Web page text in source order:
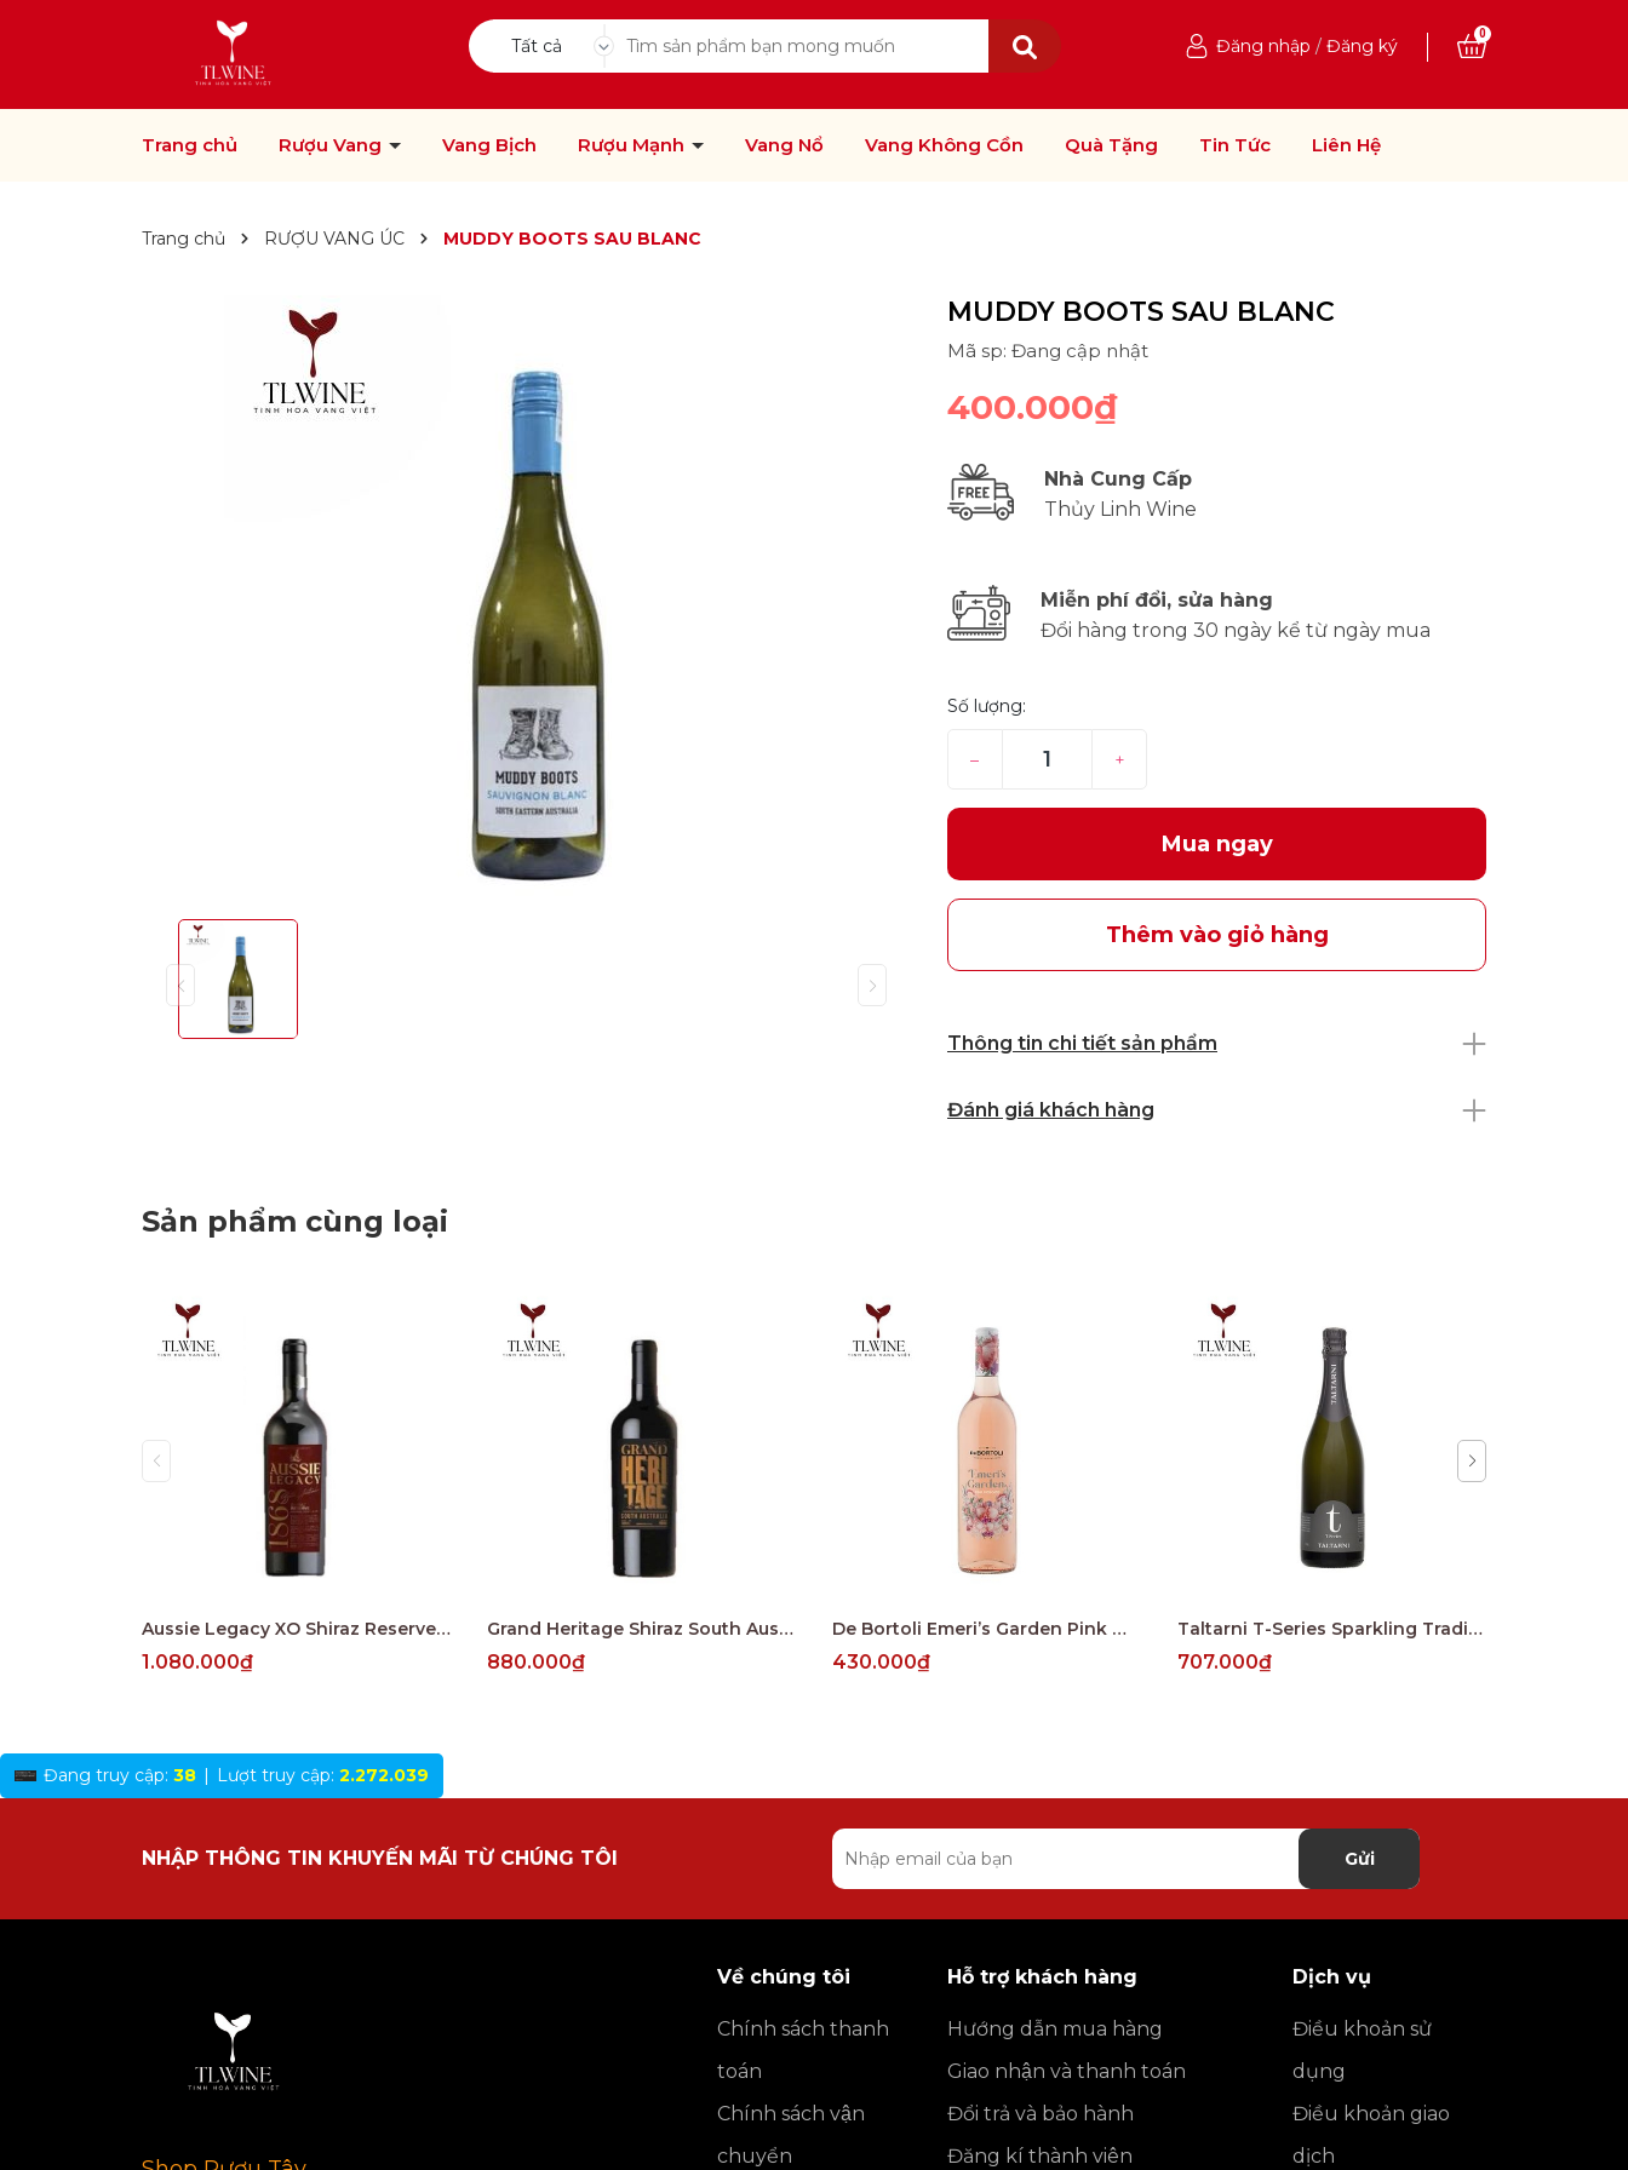
Tất cả Đăng nhập / Đăng ký
0
Trang chủ Rượu Vang Vang Bịch Rượu Mạnh Vang Nổ Vang Không Cồn Quà Tặng Tin Tức Liên Hệ
Trang chủ RƯỢU VANG ÚC MUDDY BOOTS SAU BLANC
MUDDY BOOTS SAU BLANC
Mã sp: Đang cập nhật
400.000₫
Nhà Cung Cấp
Thủy Linh Wine
Miễn phí đổi, sửa hàng
Đổi hàng trong 30 ngày kể từ ngày mua
Số lượng:
– +
Mua ngay
Thêm vào giỏ hàng
Thông tin chi tiết sản phẩm
Đánh giá khách hàng
Sản phẩm cùng loại
Aussie Legacy XO Shiraz Reserve South Australia
1.080.000₫
Grand Heritage Shiraz South Australia 2022
880.000₫
De Bortoli Emeri’s Garden Pink Moscato
430.000₫
Taltarni T-Series Sparkling Traditional Method Brut Victoria
707.000₫
Đang truy cập: 38 | Lượt truy cập: 2.272.039
NHẬP THÔNG TIN KHUYẾN MÃI TỪ CHÚNG TÔI Gửi
Về chúng tôi
Chính sách thanh
toán
Chính sách vận
chuyển
Hỗ trợ khách hàng
Hướng dẫn mua hàng
Giao nhận và thanh toán
Đổi trả và bảo hành
Đăng kí thành viên
Dịch vụ
Điều khoản sử
dụng
Điều khoản giao
dịch